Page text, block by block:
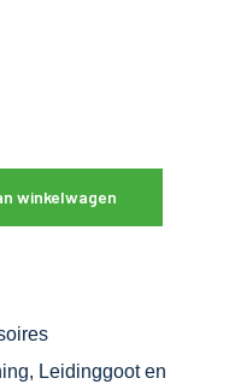
winkelwagen
, Leidinggoot en